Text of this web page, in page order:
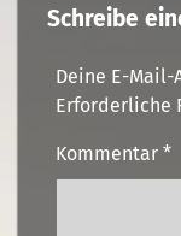
Schreibe
Deine E-
Erforderliche
Kommentar *